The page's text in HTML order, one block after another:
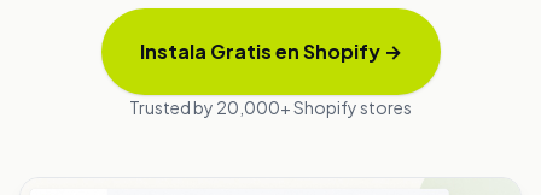
Instala Gratis en Shopify→
Trusted by 20,000+ Shopify stores